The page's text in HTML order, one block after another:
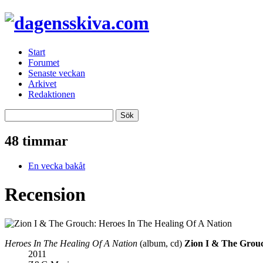
Start
Forumet
Senaste veckan
Arkivet
Redaktionen
48 timmar
En vecka bakåt
Recension
Heroes In The Healing Of A Nation (album, cd) Zion I & The
2011